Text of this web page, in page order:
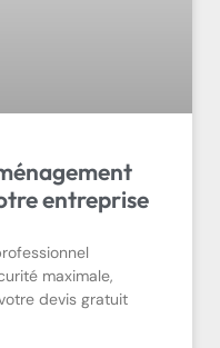
entreprise
maximale,
devis gratuit